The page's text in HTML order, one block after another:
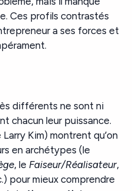
Ces profils contrastés
a ses forces et
différents ne sont ni
chacun leur puissance.
Kim) montrent qu’on
en archétypes (le
, le Faiseur/Réalisateur,
pour mieux comprendre